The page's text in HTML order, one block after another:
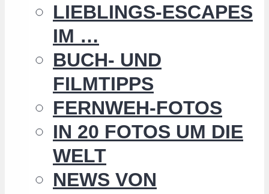
LIEBLINGS-ESCAPES
IM …
BUCH- UND
FILMTIPPS
FERNWEH-FOTOS
IN 20 FOTOS UM DIE
WELT
NEWS VON